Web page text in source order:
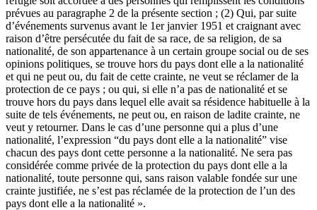
prévues au paragraphe 2 de la présente section ; (2) Qui, par suite
d’événements survenus avant le 1er janvier 1951 et craignant avec
raison d’être persécutée du fait de sa race, de sa religion, de sa
nationalité, de son appartenance à un certain groupe social ou de ses
opinions politiques, se trouve hors du pays dont elle a la nationalité
et qui ne peut ou, du fait de cette crainte, ne veut se réclamer de la
protection de ce pays ; ou qui, si elle n’a pas de nationalité et se
trouve hors du pays dans lequel elle avait sa résidence habituelle à la
suite de tels événements, ne peut ou, en raison de ladite crainte, ne
veut y retourner. Dans le cas d’une personne qui a plus d’une
nationalité, l’expression “du pays dont elle a la nationalité” vise
chacun des pays dont cette personne a la nationalité. Ne sera pas
considérée comme privée de la protection du pays dont elle a la
nationalité, toute personne qui, sans raison valable fondée sur une
crainte justifiée, ne s’est pas réclamée de la protection de l’un des
pays dont elle a la nationalité ».